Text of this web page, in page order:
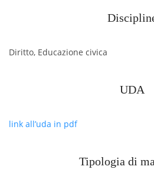
Diritto, Educazione civica
UDA
link all’uda in pdf
Tipologia di